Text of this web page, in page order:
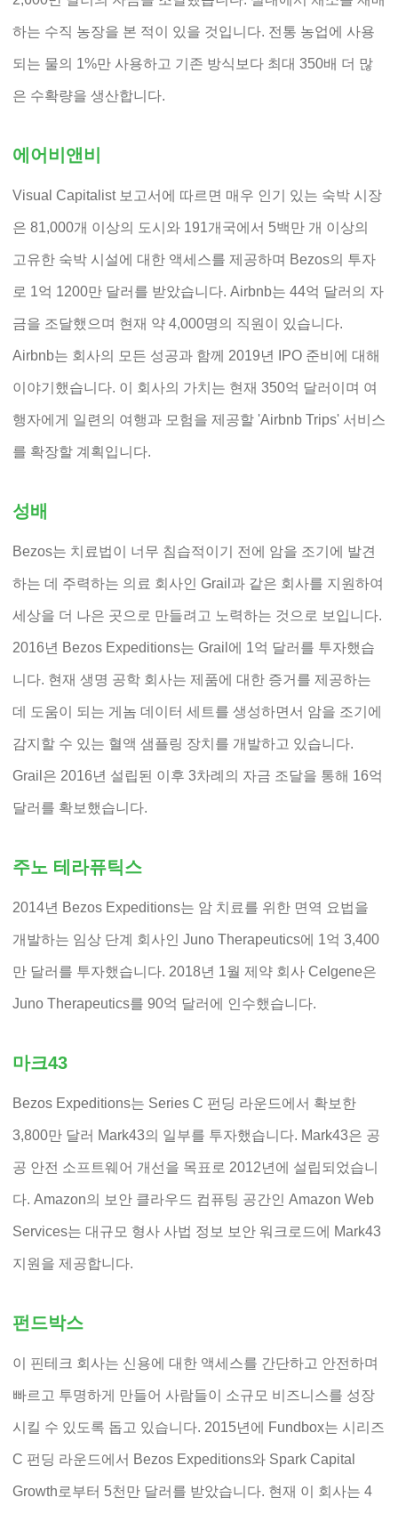
하는 수직 농장을 본 적이 있을 것입니다. 전통 농업에 사용
되는 물의 1%만 사용하고 기존 방식보다 최대 350배 더 ​​많
은 수확량을 생산합니다.
에어비앤비
Visual Capitalist 보고서에 따르면 매우 인기 있는 숙박 시장
은 81,000개 이상의 도시와 191개국에서 5백만 개 이상의
고유한 숙박 시설에 대한 액세스를 제공하며 Bezos의 투자
로 1억 1200만 달러를 받았습니다. Airbnb는 44억 달러의 자
금을 조달했으며 현재 약 4,000명의 직원이 있습니다.
Airbnb는 회사의 모든 성공과 함께 2019년 IPO 준비에 대해
이야기했습니다. 이 회사의 가치는 현재 350억 달러이며 여
행자에게 일련의 여행과 모험을 제공할 'Airbnb Trips' 서비스
를 확장할 계획입니다.
성배
Bezos는 치료법이 너무 침습적이기 전에 암을 조기에 발견
하는 데 주력하는 의료 회사인 Grail과 같은 회사를 지원하여
세상을 더 나은 곳으로 만들려고 노력하는 것으로 보입니다.
2016년 Bezos Expeditions는 Grail에 1억 달러를 투자했습
니다. 현재 생명 공학 회사는 제품에 대한 증거를 제공하는
데 도움이 되는 게놈 데이터 세트를 생성하면서 암을 조기에
감지할 수 있는 혈액 샘플링 장치를 개발하고 있습니다.
Grail은 2016년 설립된 이후 3차례의 자금 조달을 통해 16억
달러를 확보했습니다.
주노 테라퓨틱스
2014년 Bezos Expeditions는 암 치료를 위한 면역 요법을
개발하는 임상 단계 회사인 Juno Therapeutics에 1억 3,400
만 달러를 투자했습니다. 2018년 1월 제약 회사 Celgene은
Juno Therapeutics를 90억 달러에 인수했습니다.
마크43
Bezos Expeditions는 Series C 펀딩 라운드에서 확보한
3,800만 달러 Mark43의 일부를 투자했습니다. Mark43은 공
공 안전 소프트웨어 개선을 목표로 2012년에 설립되었습니
다. Amazon의 보안 클라우드 컴퓨팅 공간인 Amazon Web
Services는 대규모 형사 사법 정보 보안 워크로드에 Mark43
지원을 제공합니다.
펀드박스
이 핀테크 회사는 신용에 대한 액세스를 간단하고 안전하며
빠르고 투명하게 만들어 사람들이 소규모 비즈니스를 성장
시킬 수 있도록 돕고 있습니다. 2015년에 Fundbox는 시리즈
C 펀딩 라운드에서 Bezos Expeditions와 Spark Capital
Growth로부터 5천만 달러를 받았습니다. 현재 이 회사는 4